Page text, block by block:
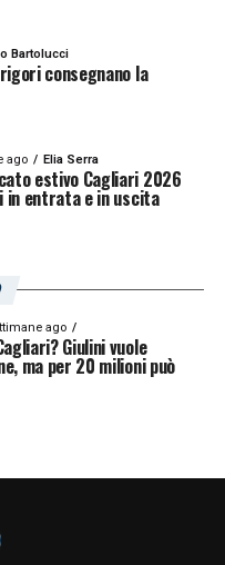
registra ora il
. Il club
dalle
non è escluso
presentare
per trattenere
in Spagna.
Bartolucci
consegnano la
ago Elia Serra
estivo Cagliari 2026
entrata e in uscita
ago
Giulini vuole
ma per 20 milioni può